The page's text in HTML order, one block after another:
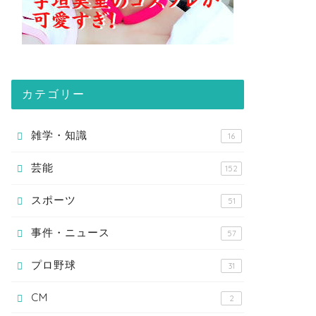
カテゴリー
雑学・知識 16
芸能 152
スポーツ 51
事件・ニュース 57
プロ野球 31
CM 2